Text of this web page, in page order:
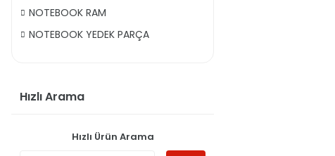
NOTEBOOK RAM
NOTEBOOK YEDEK PARÇA
Hızlı Arama
Hızlı Ürün Arama